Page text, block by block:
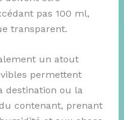
pas 100 ml,
transparent.
un atout
permettent
destination ou la
contenant, prenant